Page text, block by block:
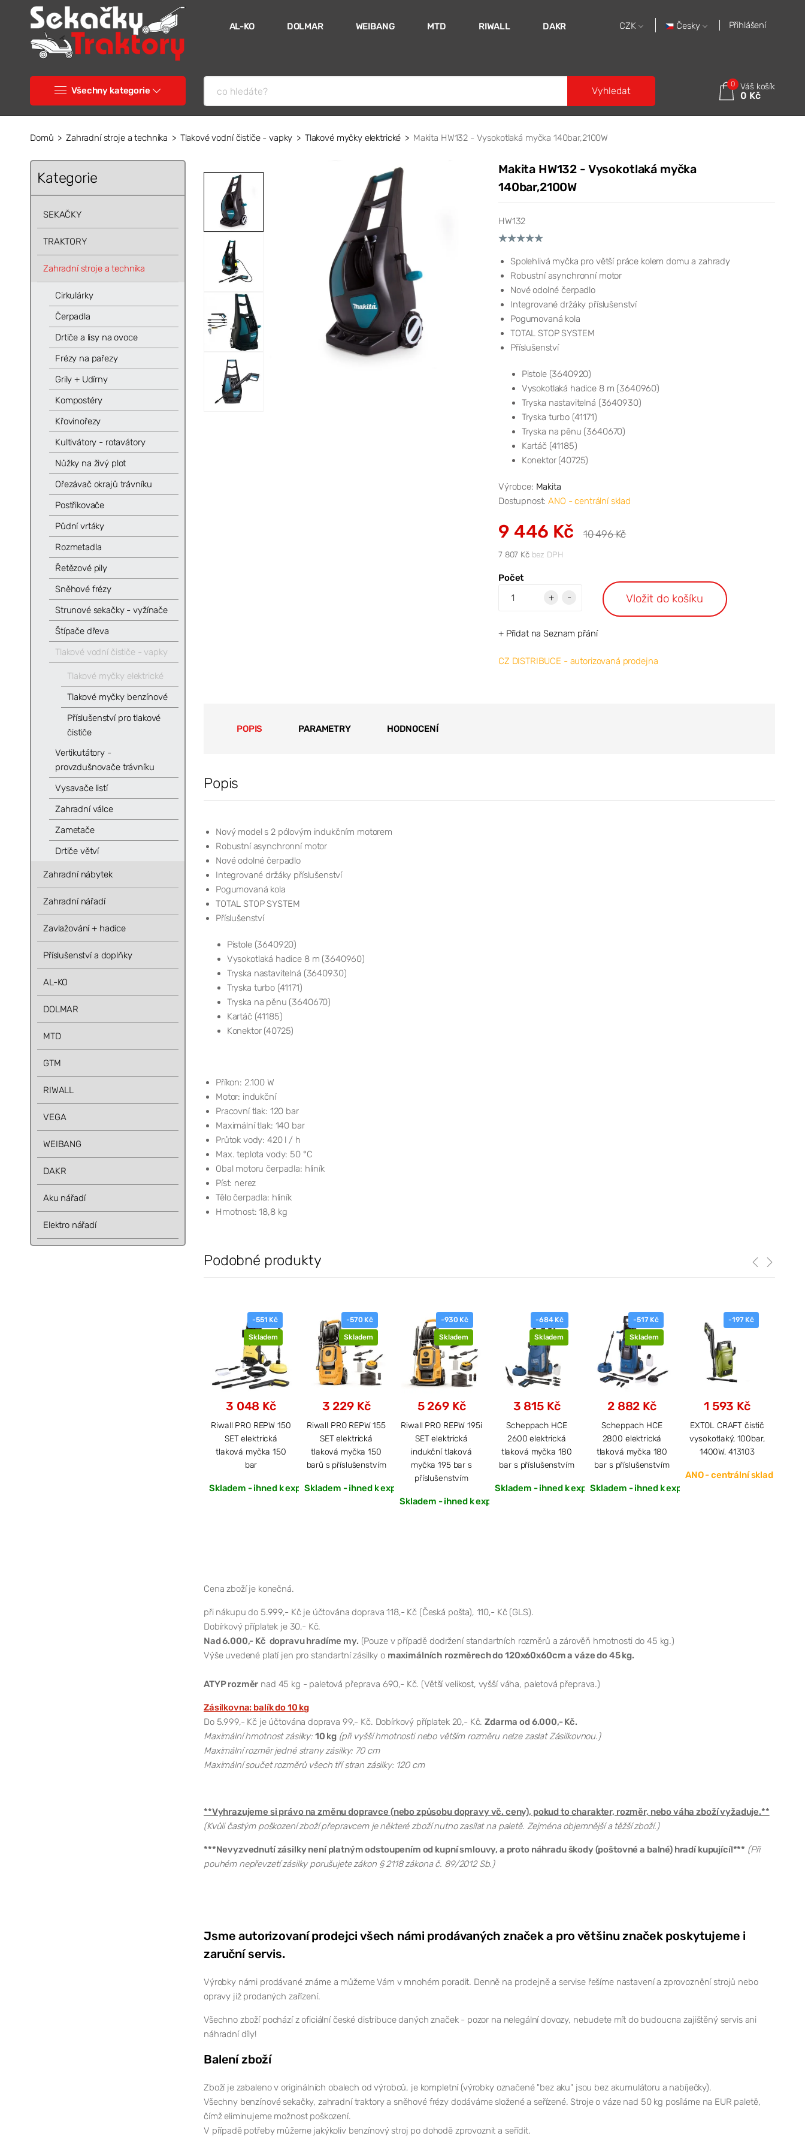
AL-KO DOLMAR WEIBANG MTD RIWALL DAKR CZK Česky Přihlášení
Všechny kategorie
0 Váš košík
0 Kč
Vyhledat
Domů Zahradní stroje a technika Tlakové vodní čističe - vapky Tlakové myčky elektrické Makita HW132 - Vysokotlaká myčka 140bar,2100W
Kategorie
SEKAČKY
TRAKTORY
Zahradní stroje a technika
Cirkulárky
Čerpadla
Drtiče a lisy na ovoce
Frézy na pařezy
Grily + Udírny
Kompostéry
Křovinořezy
Kultivátory - rotavátory
Nůžky na živý plot
Ořezávač okrajů trávníku
Postřikovače
Půdní vrtáky
Rozmetadla
Řetězové pily
Sněhové frézy
Strunové sekačky - vyžínače
Štípače dřeva
Tlakové vodní čističe - vapky
Tlakové myčky elektrické
Tlakové myčky benzínové
Příslušenství pro tlakové
čističe
Vertikutátory -
provzdušnovače trávníku
Vysavače listí
Zahradní válce
Zametače
Drtiče větví
Zahradní nábytek
Zahradní nářadí
Zavlažování + hadice
Příslušenství a doplňky
AL-KO
DOLMAR
MTD
GTM
RIWALL
VEGA
WEIBANG
DAKR
Aku nářadí
Elektro nářadí
Makita HW132 - Vysokotlaká myčka
140bar,2100W
HW132
Spolehlivá myčka pro větší práce kolem domu a zahrady
Robustní asynchronní motor
Nové odolné čerpadlo
Integrované držáky příslušenství
Pogumovaná kola
TOTAL STOP SYSTEM
Příslušenství
Pistole (3640920)
Vysokotlaká hadice 8 m (3640960)
Tryska nastavitelná (3640930)
Tryska turbo (41171)
Tryska na pěnu (3640670)
Kartáč (41185)
Konektor (40725)
Výrobce: Makita
Dostupnost:ANO - centrální sklad
9 446 Kč 10 496 Kč
7 807 Kčbez DPH
Počet
+
- Vložit do košíku
+ Přidat na Seznam přání
CZ DISTRIBUCE - autorizovaná prodejna
POPIS PARAMETRY HODNOCENÍ
Popis
Nový model s 2 pólovým indukčním motorem
Robustní asynchronní motor
Nové odolné čerpadlo
Integrované držáky příslušenství
Pogumovaná kola
TOTAL STOP SYSTEM
Příslušenství
Pistole (3640920)
Vysokotlaká hadice 8 m (3640960)
Tryska nastavitelná (3640930)
Tryska turbo (41171)
Tryska na pěnu (3640670)
Kartáč (41185)
Konektor (40725)
Příkon: 2.100 W
Motor: indukční
Pracovní tlak: 120 bar
Maximální tlak: 140 bar
Průtok vody: 420 l / h
Max. teplota vody: 50 °C
Obal motoru čerpadla: hliník
Píst: nerez
Tělo čerpadla: hliník
Hmotnost: 18,8 kg
Podobné produkty
-551 Kč
Skladem
3 048 Kč
Riwall PRO REPW 150
SET elektrická
tlaková myčka 150
bar
Skladem - ihned k expedici
-570 Kč
Skladem
3 229 Kč
Riwall PRO REPW 155
SET elektrická
tlaková myčka 150
barů s příslušenstvím
Skladem - ihned k expedici
-930 Kč
Skladem
5 269 Kč
Riwall PRO REPW 195i
SET elektrická
indukční tlaková
myčka 195 bar s
příslušenstvím
Skladem - ihned k expedici
-684 Kč
Skladem
3 815 Kč
Scheppach HCE
2600 elektrická
tlaková myčka 180
bar s příslušenstvím
Skladem - ihned k expedici
-517 Kč
Skladem
2 882 Kč
Scheppach HCE
2800 elektrická
tlaková myčka 180
bar s příslušenstvím
Skladem - ihned k expedici
-197 Kč
1 593 Kč
EXTOL CRAFT čistič
vysokotlaký, 100bar,
1400W, 413103
ANO - centrální sklad
Cena zboží je konečná.
při nákupu do 5.999,- Kč je účtována doprava 118,- Kč (Česká pošta), 110,- Kč (GLS).
Dobírkový příplatek je 30,- Kč.
Nad 6.000,- Kč dopravu hradíme my. (Pouze v případě dodržení standartních rozměrů a zárověň hmotnosti do 45 kg.)
Výše uvedené platí jen pro standartní zásilky o maximálních rozměrech do 120x60x60cm a váze do 45 kg.
ATYP rozměr nad 45 kg - paletová přeprava 690,- Kč. (Větší velikost, vyšší váha, paletová přeprava.)
Zásilkovna: balík do 10 kg
Do 5.999,- Kč je účtována doprava 99,- Kč. Dobírkový příplatek 20,- Kč.Zdarma od 6.000,- Kč.
Maximální hmotnost zásilky: 10 kg (při vyšší hmotnosti nebo větším rozměru nelze zaslat Zásilkovnou.)
Maximální rozměr jedné strany zásilky: 70 cm
Maximální součet rozměrů všech tří stran zásilky: 120 cm
**Vyhrazujeme si právo na změnu dopravce (nebo způsobu dopravy vč. ceny), pokud to charakter, rozměr, nebo váha zboží vyžaduje.**
(Kvůli častým poškození zboží přepravcem je některé zboží nutno zasílat na paletě. Zejména objemnější a těžší zboží.)
***Nevyzvednutí zásilky není platným odstoupením od kupní smlouvy, a proto náhradu škody (poštovné a balné) hradí kupující!*** (Při
pouhém nepřevzetí zásilky porušujete zákon § 2118 zákona č. 89/2012 Sb.)
Jsme autorizovaní prodejci všech námi prodávaných značek a pro většinu značek poskytujeme i
zaruční servis.
Výrobky námi prodávané známe a můžeme Vám v mnohém poradit. Denně na prodejně a servise řešíme nastavení a zprovoznění strojů nebo
opravy již prodaných zařízení.
Všechno zboží pochází z oficiální české distribuce daných značek - pozor na nelegální dovozy, nebudete mít do budoucna zajištěný servis ani
náhradní díly!
Balení zboží
Zboží je zabaleno v originálních obalech od výrobců, je kompletní (výrobky označené "bez aku" jsou bez akumulátoru a nabíječky).
Všechny benzínové sekačky, zahradní traktory a sněhové frézy dodáváme složené a seřízené. Stroje o váze nad 50 kg posíláme na EUR paletě,
čímž eliminujeme možnost poškození.
V případě potřeby můžeme jakýkoliv benzínový stroj po dohodě zprovoznit a seřídit.